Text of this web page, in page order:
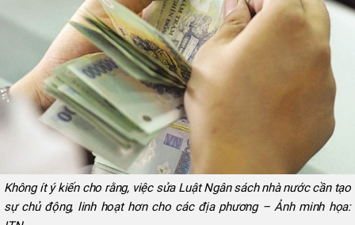
Không ít ý kiến cho rằng, việc sửa Luật Ngân sách nhà nước cần tạo
sự chủ động, linh hoạt hơn cho các địa phương – Ảnh minh họa: